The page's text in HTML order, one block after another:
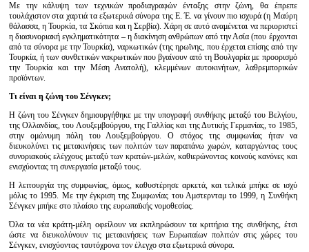
Με την κάλυψη των τεχνικών προδιαγραφών ένταξης στην ζώνη, θα έπρεπε
τουλάχιστον στα χαρτιά τα εξωτερικά σύνορα της Ε. Έ. να γίνουν πιο ισχυρά (η Μαύρη
θάλασσα, η Τουρκία, τα Σκόπια και η Σερβία). Χάρη σε αυτό αναμένεται να περιοριστεί
η διασυνοριακή εγκληματικότητα – η διακίνηση ανθρώπων από την Ασία (που έρχονται
από τα σύνορα με την Τουρκία), ναρκωτικών (της ηρωϊνης, που έρχεται επίσης από την
Τουρκία, ή των συνθετικών νακρωτικών που βγαίνουν από τη Βουλγαρία με προορισμό
την Τουρκία και την Μέση Ανατολή), κλεμμένων αυτοκινήτων, λαθρεμπορικών
προϊόντων.
Τι είναι η ζώνη του Σένγκεν;
Η ζώνη του Σένγκεν δημιουργήθηκε με την υπογραφή συνθήκης μεταξύ του Βελγίου,
της Ολλανδίας, του Λουξεμβούργου, της Γαλλίας και της Δυτικής Γερμανίας, το 1985,
στην ομώνυμη πόλη του Λουξεμβούργου. Ο στόχος της συμφωνίας ήταν να
διευκολύνει τις μετακινήσεις των πολιτών των παραπάνω χωρών, καταργώντας τους
συνοριακούς ελέγχους μεταξύ των κρατών-μελών, καθιερώνοντας κοινούς κανόνες και
ενισχύοντας τη συνεργασία μεταξύ τους.
Η λειτουργία της συμφωνίας, όμως, καθυστέρησε αρκετά, και τελικά μπήκε σε ισχύ
μόλις το 1995. Με την έγκριση της Συμφωνίας του Αμστερνταμ το 1999, η Συνθήκη
Σένγκεν μπήκε στο πλαίσιο της ευρωπαϊκής νομοθεσίας.
Όλα τα νέα κράτη-μέλη οφείλουν να εκπληρώσουν τα κριτήρια της συνθήκης, έτσι
ώστε να διευκολύνουν τις μετακινήσεις των Ευρωπαίων πολιτών στις χώρες του
Σένγκεν, ενισχύοντας ταυτόχρονα τον έλεγχο στα εξωτερικά σύνορα.